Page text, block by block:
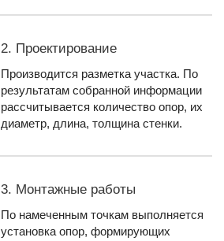
2. Проектирование
Производится разметка участка. По
результатам собранной информации
рассчитывается количество опор, их
диаметр, длина, толщина стенки.
3. Монтажные работы
По намеченным точкам выполняется
установка опор, формирующих